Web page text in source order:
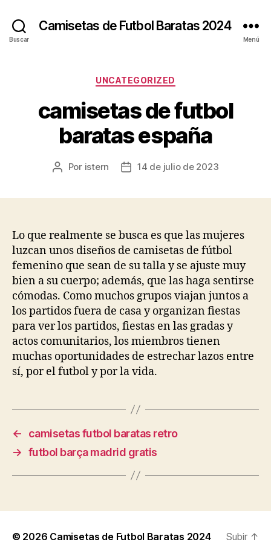
Buscar
Camisetas de Futbol Baratas 2024
Menú
Categorías
UNCATEGORIZED
camisetas de futbol
baratas españa
Autor
Por istern
Fecha14 de julio de 2023
Lo que realmente se busca es que las mujeres
luzcan unos diseños de camisetas de fútbol
femenino que sean de su talla y se ajuste muy
bien a su cuerpo; además, que las haga sentirse
cómodas. Como muchos grupos viajan juntos a
los partidos fuera de casa y organizan fiestas
para ver los partidos, fiestas en las gradas y
actos comunitarios, los miembros tienen
muchas oportunidades de estrechar lazos entre
sí, por el futbol y por la vida.
←
camisetas futbol baratas retro
→ futbol barça madrid gratis
© 2026 Camisetas de Futbol Baratas 2024 Subir ↑